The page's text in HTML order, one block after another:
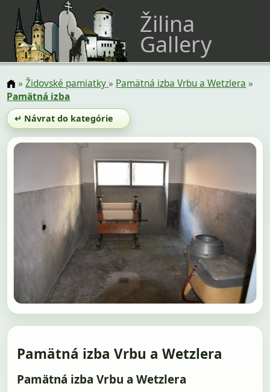
Žilina
Gallery
»Židovské pamiatky» Pamätná izba Vrbu a Wetzlera »
Pamätná izba
↵ Návrat do kategórie
Pamätná izba Vrbu a Wetzlera
Pamätná izba Vrbu a Wetzlera